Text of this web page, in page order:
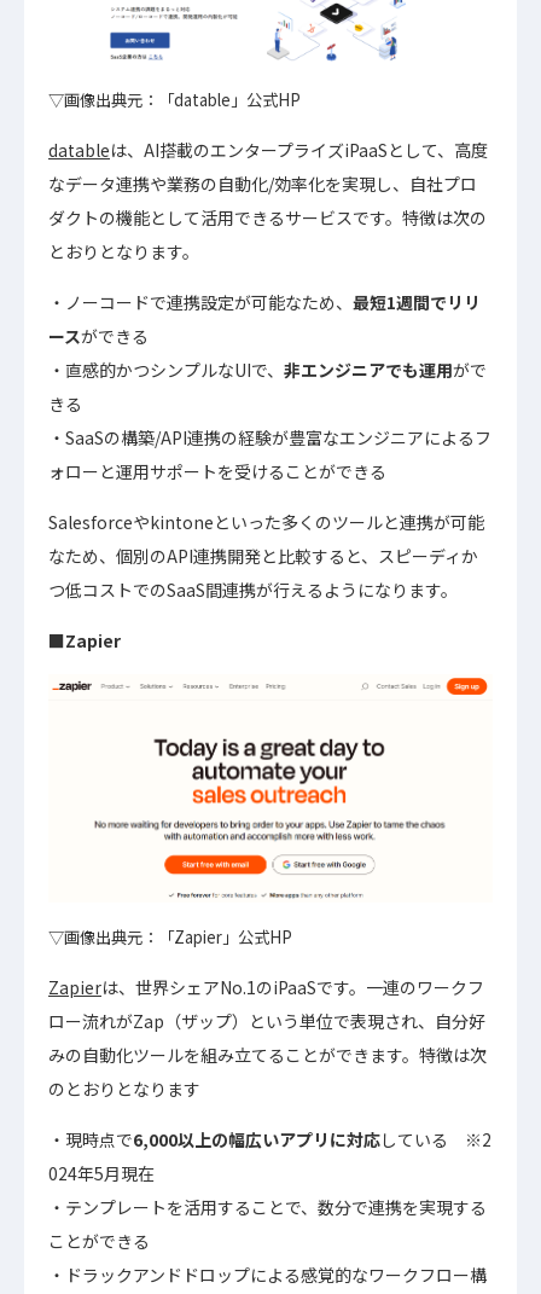
▽画像出典元：「datable」公式HP
datableは、AI搭載のエンタープライズiPaaSとして、高度
なデータ連携や業務の自動化/効率化を実現し、自社プロ
ダクトの機能として活用できるサービスです。特徴は次の
とおりとなります。
ノーコードで連携設定が可能なため、 最短1週間でリリ
ースができる
直感的かつシンプルなUIで、 非エンジニアでも運用がで
きる
SaaSの構築/API連携の経験が豊富なエンジニアによるフ
ォローと運用サポートを受けることができる
Salesforceやkintoneといった多くのツールと連携が可能
なため、個別のAPI連携開発と比較すると、スピーディか
つ低コストでのSaaS間連携が行えるようになります。
■Zapier
▽画像出典元：「Zapier」公式HP
Zapierは、世界シェアNo.1のiPaaSです。一連のワークフ
ロー流れがZap（ザップ）という単位で表現され、自分好
みの自動化ツールを組み立てることができます。特徴は次
のとおりとなります
現時点で6,000以上の幅広いアプリに対応している ※2
024年5月現在
テンプレートを活用することで、数分で連携を実現する
ことができる
ドラックアンドドロップによる感覚的なワークフロー構